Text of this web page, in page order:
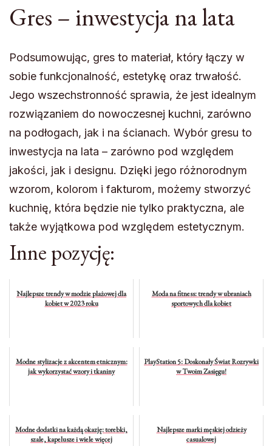
Gres – inwestycja na lata
Podsumowując, gres to materiał, który łączy w
sobie funkcjonalność, estetykę oraz trwałość.
Jego wszechstronność sprawia, że jest idealnym
rozwiązaniem do nowoczesnej kuchni, zarówno
na podłogach, jak i na ścianach. Wybór gresu to
inwestycja na lata – zarówno pod względem
jakości, jak i designu. Dzięki jego różnorodnym
wzorom, kolorom i fakturom, możemy stworzyć
kuchnię, która będzie nie tylko praktyczna, ale
także wyjątkowa pod względem estetycznym.
Inne pozycję:
Najlepsze trendy w modzie plażowej dla
kobiet w 2023 roku
Moda na fitness: trendy w ubraniach
sportowych dla kobiet
Modne stylizacje z akcentem etnicznym:
jak wykorzystać wzory i tkaniny
PlayStation 5: Doskonały Świat Rozrywki
w Twoim Zasięgu!
Modne dodatki na każdą okazję: torebki,
szale, kapelusze i wiele więcej
Najlepsze marki męskiej odzieży
casualowej